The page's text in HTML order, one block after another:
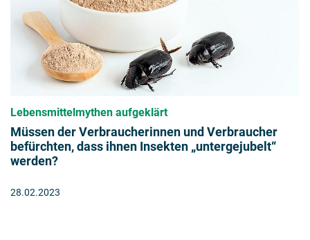
Lebensmittelmythen aufgeklärt
Müssen der Verbraucherinnen und Verbraucher
befürchten, dass ihnen Insekten „untergejubelt“
werden?
28.02.2023